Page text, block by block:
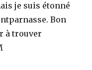
je suis étonné
Bon
à trouver